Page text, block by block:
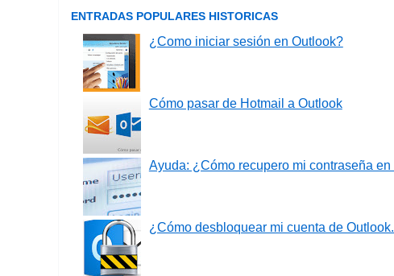
ENTRADAS POPULARES HISTORICAS
¿Como iniciar sesión en Outlook?
Cómo pasar de Hotmail a Outlook
Ayuda: ¿Cómo recupero mi contraseña en
¿Cómo desbloquear mi cuenta de